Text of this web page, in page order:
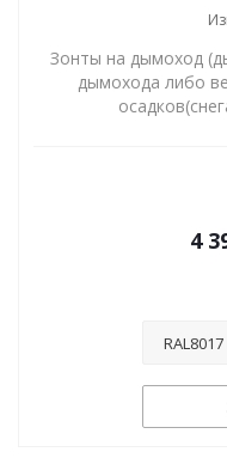
Зонты на дымоход
дымохода либо
4